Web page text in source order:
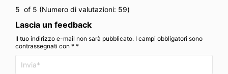
5 of 5 (Numero di valutazioni: 59)
Lascia un feedback
Il tuo indirizzo e-mail non sarà pubblicato. I campi obbligatori sono
contrassegnati con * *